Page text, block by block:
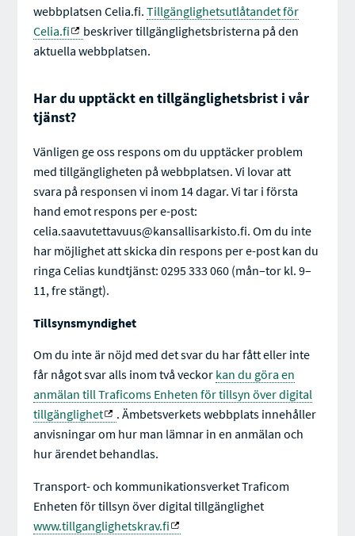
webbplatsen Celia.fi.Tillgänglighetsutlåtandet för
Celia.fi
beskriver tillgänglighetsbristerna på den
aktuella webbplatsen.
Har du upptäckt en tillgänglighetsbrist i vår
tjänst?
Vänligen ge oss respons om du upptäcker problem
med tillgängligheten på webbplatsen. Vi lovar att
svara på responsen vi inom 14 dagar. Vi tar i första
hand emot respons per e-post:
celia.saavutettavuus@kansallisarkisto.fi. Om du inte
har möjlighet att skicka din respons per e-post kan du
ringa Celias kundtjänst: 0295 333 060 (mån–tor kl. 9–
11, fre stängt).
Tillsynsmyndighet
Om du inte är nöjd med det svar du har fått eller inte
får något svar alls inom två veckor kan du göra en
anmälan till Traficoms Enheten för tillsyn över digital
tillgänglighet
. Ämbetsverkets webbplats innehåller
anvisningar om hur man lämnar in en anmälan och
hur ärendet behandlas.
Transport- och kommunikationsverket Traficom
Enheten för tillsyn över digital tillgänglighet
www.tillganglighetskrav.fi